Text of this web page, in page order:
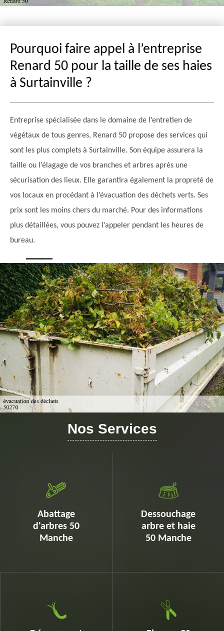
Pourquoi faire appel à l’entreprise
Renard 50 pour la taille de ses haies
à Surtainville ?
Entreprise spécialisée dans le domaine de l’entretien de
végétaux de tous genres, Renard 50 propose des services qui
sont les plus complets à Surtainville. Son équipe assurera la
taille ou l’élagage de vos branches et arbres après une
sécurisation des lieux. Elle garantira également la propreté de
vos locaux en procédant à l’évacuation des déchets verts. Ses
prix sont les moins chers du marché. Pour des informations
plus détaillées, vous pouvez l’appeler pendant les heures de
bureau.
Nos Services
Abattage
d'arbres 50
Manche
Dessouchage
arbre et haie
50 Manche